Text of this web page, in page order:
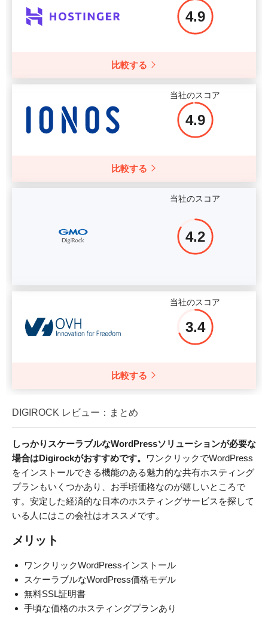
4.9
比較する
当社のスコア
4.9
比較する
当社のスコア
4.2
当社のスコア
3.4
比較する
DIGIROCK レビュー：まとめ
しっかりスケーラブルなWordPressソリューションが必要な
場合はDigirockがおすすめです。
ワンクリックでWordPress
をインストールできる機能のある魅力的な共有ホスティング
プランもいくつかあり、お手頃価格なのが嬉しいところで
す。安定した経済的な日本のホスティングサービスを探して
いる人にはこの会社はオススメです。
メリット
ワンクリックWordPressインストール
スケーラブルなWordPress価格モデル
無料SSL証明書
手頃な価格のホスティングプランあり